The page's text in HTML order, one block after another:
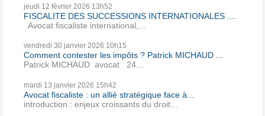
jeudi 12 février 2026 13h52
FISCALITE DES SUCCESSIONS INTERNATIONALES ....
Avocat fiscaliste international,...
vendredi 30 janvier 2026 10h15
Comment contester les impôts ? Patrick MICHAUD ...
Patrick MICHAUD avocat 24...
mardi 13 janvier 2026 15h42
Avocat fiscaliste : un allié stratégique face à...
introduction : enjeux croissants du droit...